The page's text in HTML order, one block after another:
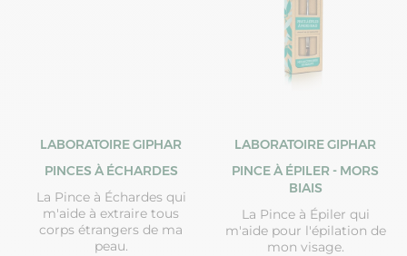
LABORATOIRE GIPHAR
PINCES À ÉCHARDES
La Pince à Échardes qui
m'aide à extraire tous
corps étrangers de ma
peau.
LABORATOIRE GIPHAR
PINCE À ÉPILER - MORS
BIAIS
La Pince à Épiler qui
m'aide pour l'épilation de
mon visage.